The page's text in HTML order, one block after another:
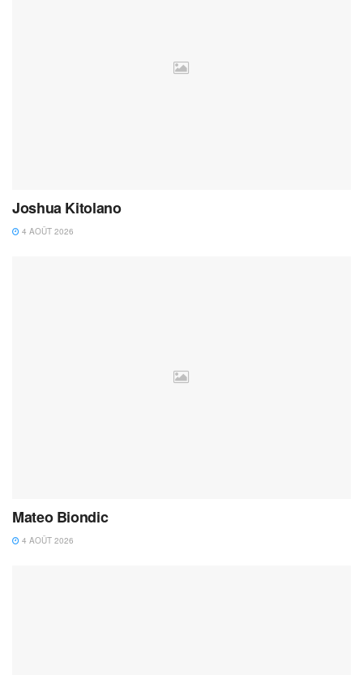
Joshua Kitolano
4 AOÛT 2026
Mateo Biondic
4 AOÛT 2026